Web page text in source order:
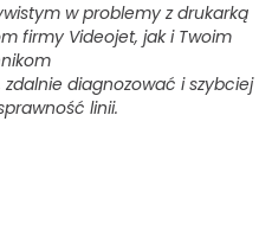
w problemy z drukarką
firmy Videojet, jak i Twoim
diagnozować i szybciej
linii.